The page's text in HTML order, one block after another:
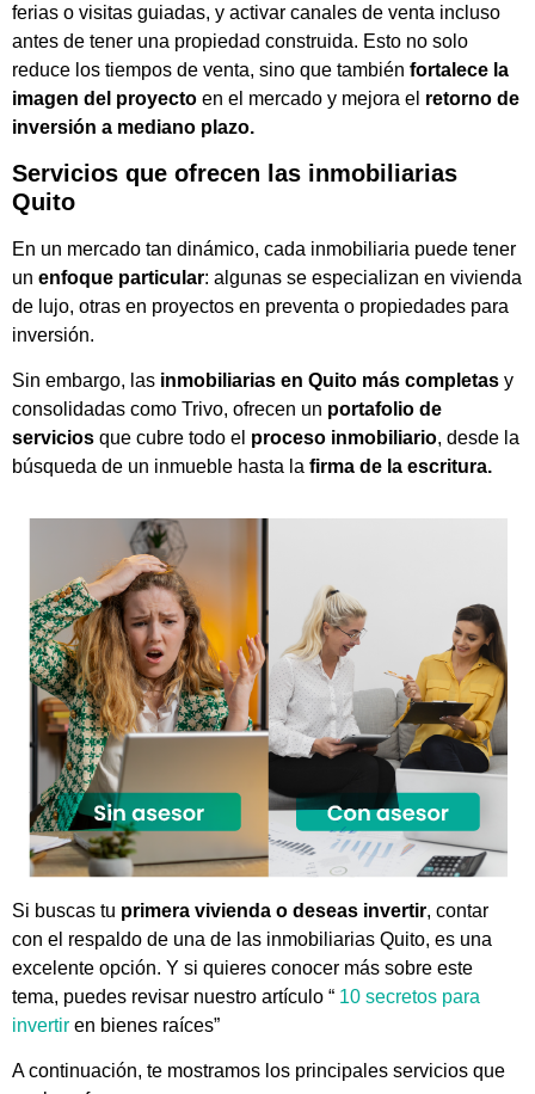
ferias o visitas guiadas, y activar canales de venta incluso
antes de tener una propiedad construida. Esto no solo
reduce los tiempos de venta, sino que también fortalece la
imagen del proyecto en el mercado y mejora el retorno de
inversión a mediano plazo.
Servicios que ofrecen las inmobiliarias
Quito
En un mercado tan dinámico, cada inmobiliaria puede tener
un enfoque particular: algunas se especializan en vivienda
de lujo, otras en proyectos en preventa o propiedades para
inversión.
Sin embargo, las inmobiliarias en Quito más completas y
consolidadas como Trivo, ofrecen un portafolio de
servicios que cubre todo el proceso inmobiliario, desde la
búsqueda de un inmueble hasta la firma de la escritura.
Si buscas tu primera vivienda o deseas invertir, contar
con el respaldo de una de las inmobiliarias Quito, es una
excelente opción. Y si quieres conocer más sobre este
tema, puedes revisar nuestro artículo “ 10 secretos para
invertir en bienes raíces”
A continuación, te mostramos los principales servicios que